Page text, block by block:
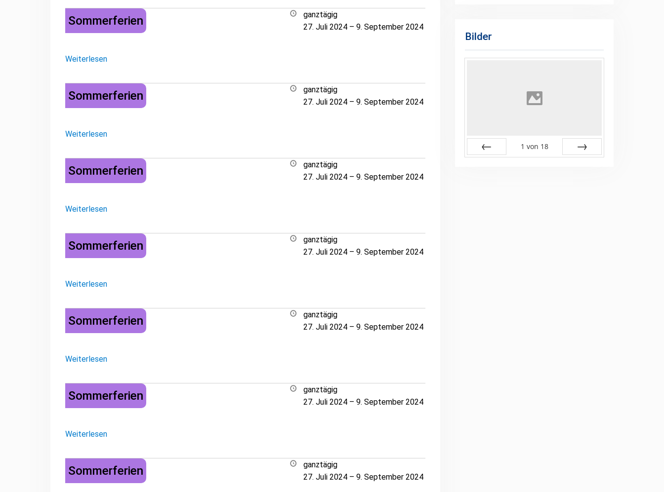
Sommerferien
ganztägig
27. Juli 2024 – 9. September 2024
Weiterlesen
Sommerferien
ganztägig
27. Juli 2024 – 9. September 2024
Weiterlesen
Sommerferien
ganztägig
27. Juli 2024 – 9. September 2024
Weiterlesen
Sommerferien
ganztägig
27. Juli 2024 – 9. September 2024
Weiterlesen
Sommerferien
ganztägig
27. Juli 2024 – 9. September 2024
Weiterlesen
Sommerferien
ganztägig
27. Juli 2024 – 9. September 2024
Weiterlesen
Sommerferien
ganztägig
27. Juli 2024 – 9. September 2024
Bilder
1 von 18